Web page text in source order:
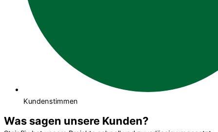
Kundenstimmen
Was sagen unsere Kunden?